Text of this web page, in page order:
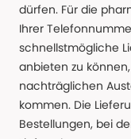
dürfen. Für die
Ihrer
schnellstmögliche
anbieten zu
nachträglichen
kommen. Die
Bestellungen, bei